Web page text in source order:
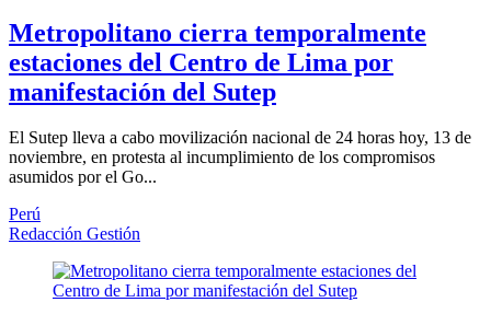
Metropolitano cierra temporalmente
estaciones del Centro de Lima por
manifestación del Sutep
El Sutep lleva a cabo movilización nacional de 24 horas hoy, 13 de
noviembre, en protesta al incumplimiento de los compromisos
asumidos por el Go...
Perú
Redacción Gestión